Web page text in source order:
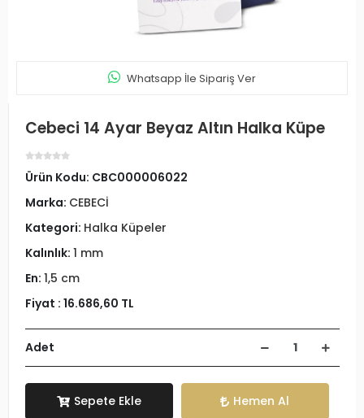
Whatsapp İle Sipariş Ver
Cebeci 14 Ayar Beyaz Altın Halka Küpe
Ürün Kodu: CBC000006022
Marka: CEBECİ
Kategori: Halka Küpeler
Kalınlık: 1 mm
En: 1,5 cm
Fiyat : 16.686,60 TL
Adet
Sepete Ekle Hemen Al